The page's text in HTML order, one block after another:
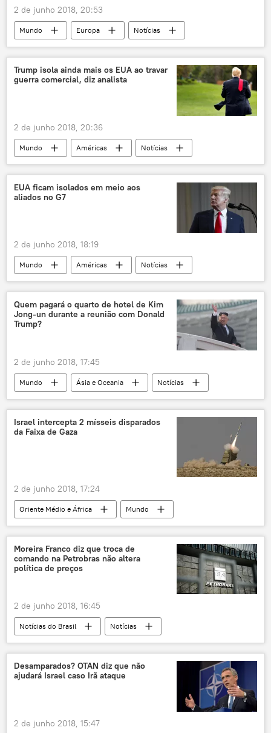
2 de junho 2018, 20:53
Mundo Europa
Notícias
Alemanha
Ramstein
Donald Trump
Angela Merkel
Eric Pahon
Curtis Scaparrotti
OTAN
União Europeia
EUA
Trump isola ainda mais os EUA ao travar
guerra comercial, diz analista
2 de junho 2018, 20:36
Mundo Américas
Notícias
Donald Trump
guerra comercial
taxa
EUA
EUA ficam isolados em meio aos
aliados no G7
2 de junho 2018, 18:19
Mundo Américas
Notícias
Canadá
Quebec
Bill Morneau
Steven Mnuchin
G7
tarifas
guerra comercial
União Europeia
Quem pagará o quarto de hotel de Kim
Jong-un durante a reunião com Donald
Trump?
2 de junho 2018, 17:45
Mundo Ásia e Oceania
Notícias
Coreia do Norte
Kim Jong-un
Donald Trump
reunião
Israel intercepta 2 mísseis disparados
da Faixa de Gaza
2 de junho 2018, 17:24
Oriente Médio e África
Mundo
Notícias
Israel
Faixa de Gaza
Irã
Egito
Eskhol
Forças de Defesa de Israel (FDI)
Moreira Franco diz que troca de
comando na Petrobras não altera
política de preços
2 de junho 2018, 16:45
Notícias do Brasil
Notícias
Moreira Franco
Petrobras
Desamparados? OTAN diz que não
ajudará Israel caso Irã ataque
2 de junho 2018, 15:47